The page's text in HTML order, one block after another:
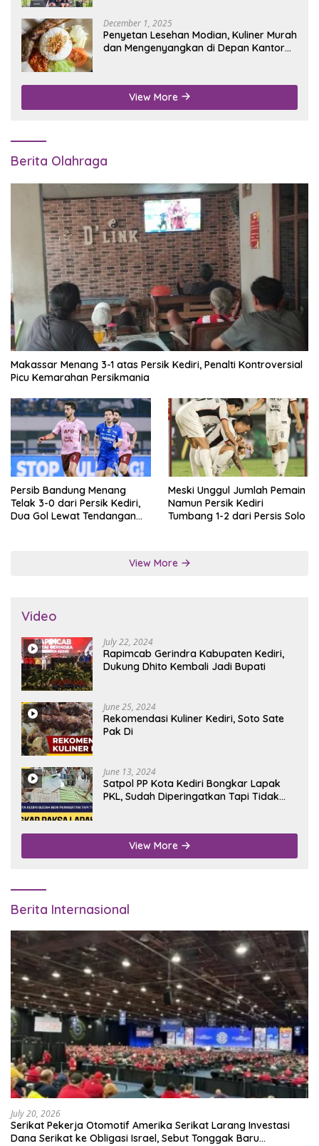
December 1, 2025
Penyetan Lesehan Modian, Kuliner Murah
dan Mengenyangkan di Depan Kantor
View More
Berita Olahraga
Makassar Menang 3-1 atas Persik Kediri, Penalti Kontroversial
Picu Kemarahan Persikmania
Persib Bandung Menang
Telak 3-0 dari Persik Kediri,
Dua Gol Lewat Tendangan
Meski Unggul Jumlah Pemain
Namun Persik Kediri
Tumbang 1-2 dari Persis Solo
View More
Video
July 22, 2024
Rapimcab Gerindra Kabupaten Kediri,
Dukung Dhito Kembali Jadi Bupati
June 25, 2024
Rekomendasi Kuliner Kediri, Soto Sate
Pak Di
June 13, 2024
Satpol PP Kota Kediri Bongkar Lapak
PKL, Sudah Diperingatkan Tapi Tidak
View More
Berita Internasional
July 20, 2026
Serikat Pekerja Otomotif Amerika Serikat Larang Investasi
Dana Serikat ke Obligasi Israel, Sebut Tonggak Baru